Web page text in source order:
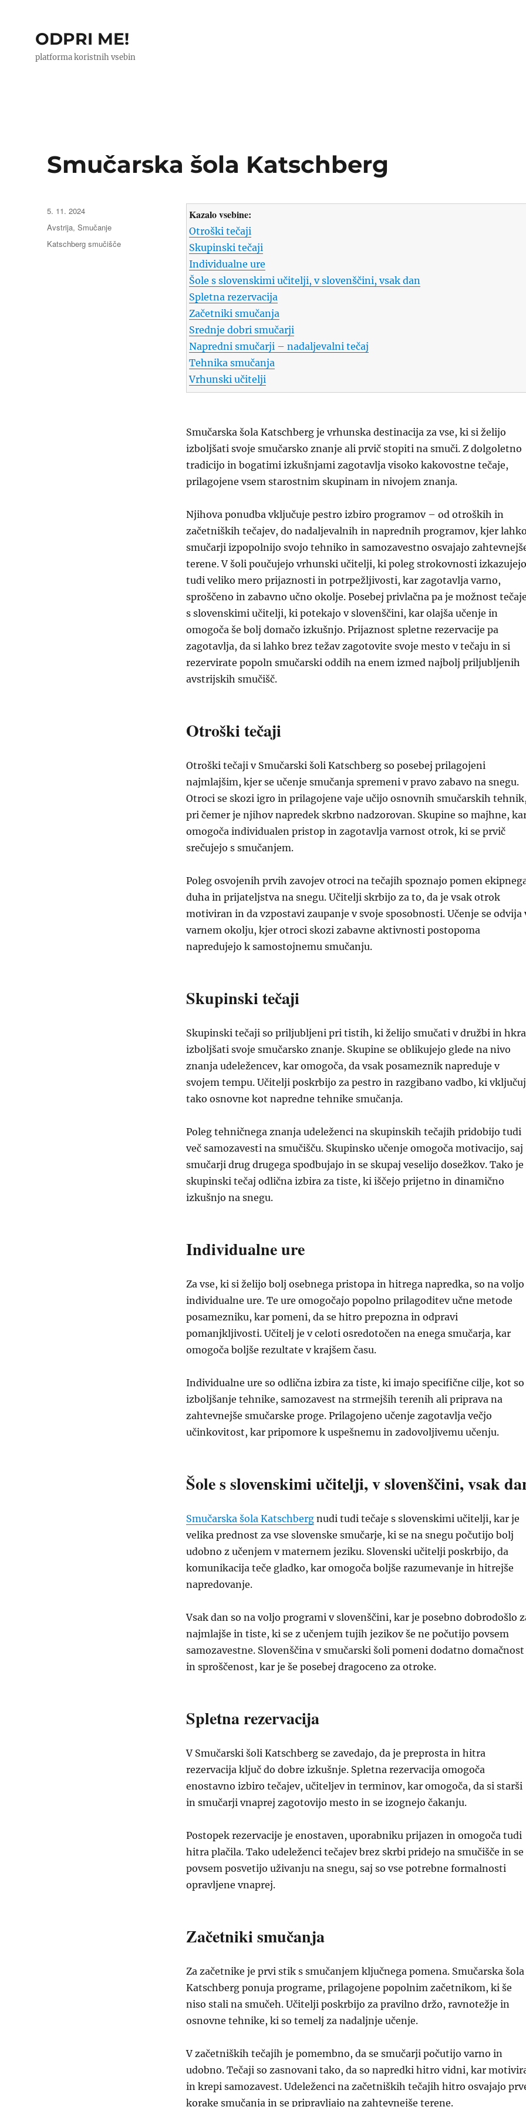
ODPRI ME!
platforma koristnih vsebin
Smučarska šola Katschberg
Kazalo vsebine:
Otroški tečaji
Skupinski tečaji
Individualne ure
Šole s slovenskimi učitelji, v slovenščini, vsak dan
Spletna rezervacija
Začetniki smučanja
Srednje dobri smučarji
Napredni smučarji – nadaljevalni tečaj
Tehnika smučanja
Vrhunski učitelji
Smučarska šola Katschberg je vrhunska destinacija za vse, ki si želijo
izboljšati svoje smučarsko znanje ali prvič stopiti na smuči. Z dolgoletno
tradicijo in bogatimi izkušnjami zagotavlja visoko kakovostne tečaje,
prilagojene vsem starostnim skupinam in nivojem znanja.
Njihova ponudba vključuje pestro izbiro programov – od otroških in
začetniških tečajev, do nadaljevalnih in naprednih programov, kjer
smučarji izpopolnijo svojo tehniko in samozavestno osvajajo
terene. V šoli poučujejo vrhunski učitelji, ki poleg strokovnosti izkazujejo
tudi veliko mero prijaznosti in potrpežljivosti, kar zagotavlja varno,
sproščeno in zabavno učno okolje. Posebej privlačna pa je možnost
s slovenskimi učitelji, ki potekajo v slovenščini, kar olajša učenje in
omogoča še bolj domačo izkušnjo. Prijaznost spletne rezervacije pa
zagotavlja, da si lahko brez težav zagotovite svoje mesto v tečaju in si
rezervirate popoln smučarski oddih na enem izmed najbolj priljubljenih
avstrijskih smučišč.
Otroški tečaji
Otroški tečaji v Smučarski šoli Katschberg so posebej prilagojeni
najmlajšim, kjer se učenje smučanja spremeni v pravo zabavo na snegu.
Otroci se skozi igro in prilagojene vaje učijo osnovnih smučarskih
pri čemer je njihov napredek skrbno nadzorovan. Skupine so majhne,
omogoča individualen pristop in zagotavlja varnost otrok, ki se prvič
srečujejo s smučanjem.
Poleg osvojenih prvih zavojev otroci na tečajih spoznajo pomen
duha in prijateljstva na snegu. Učitelji skrbijo za to, da je vsak otrok
motiviran in da vzpostavi zaupanje v svoje sposobnosti. Učenje se odvija
varnem okolju, kjer otroci skozi zabavne aktivnosti postopoma
napredujejo k samostojnemu smučanju.
Skupinski tečaji
Skupinski tečaji so priljubljeni pri tistih, ki želijo smučati v družbi in
izboljšati svoje smučarsko znanje. Skupine se oblikujejo glede na nivo
znanja udeležencev, kar omogoča, da vsak posameznik napreduje v
svojem tempu. Učitelji poskrbijo za pestro in razgibano vadbo, ki
tako osnovne kot napredne tehnike smučanja.
Poleg tehničnega znanja udeleženci na skupinskih tečajih pridobijo tudi
več samozavesti na smučišču. Skupinsko učenje omogoča motivacijo, saj
smučarji drug drugega spodbujajo in se skupaj veselijo dosežkov. Tako je
skupinski tečaj odlična izbira za tiste, ki iščejo prijetno in dinamično
izkušnjo na snegu.
Individualne ure
Za vse, ki si želijo bolj osebnega pristopa in hitrega napredka, so na voljo
individualne ure. Te ure omogočajo popolno prilagoditev učne metode
posamezniku, kar pomeni, da se hitro prepozna in odpravi
pomanjkljivosti. Učitelj je v celoti osredotočen na enega smučarja, kar
omogoča boljše rezultate v krajšem času.
Individualne ure so odlična izbira za tiste, ki imajo specifične cilje, kot so
izboljšanje tehnike, samozavest na strmejših terenih ali priprava na
zahtevnejše smučarske proge. Prilagojeno učenje zagotavlja večjo
učinkovitost, kar pripomore k uspešnemu in zadovoljivemu učenju.
Šole s slovenskimi učitelji, v slovenščini, vsak
Smučarska šola Katschbergnudi tudi tečaje s slovenskimi učitelji, kar je
velika prednost za vse slovenske smučarje, ki se na snegu počutijo bolj
udobno z učenjem v maternem jeziku. Slovenski učitelji poskrbijo, da
komunikacija teče gladko, kar omogoča boljše razumevanje in hitrejše
napredovanje.
Vsak dan so na voljo programi v slovenščini, kar je posebno dobrodošlo
najmlajše in tiste, ki se z učenjem tujih jezikov še ne počutijo povsem
samozavestne. Slovenščina v smučarski šoli pomeni dodatno domačnost
in sproščenost, kar je še posebej dragoceno za otroke.
Spletna rezervacija
V Smučarski šoli Katschberg se zavedajo, da je preprosta in hitra
rezervacija ključ do dobre izkušnje. Spletna rezervacija omogoča
enostavno izbiro tečajev, učiteljev in terminov, kar omogoča, da si starši
in smučarji vnaprej zagotovijo mesto in se izognejo čakanju.
Postopek rezervacije je enostaven, uporabniku prijazen in omogoča tudi
hitra plačila. Tako udeleženci tečajev brez skrbi pridejo na smučišče in se
povsem posvetijo uživanju na snegu, saj so vse potrebne formalnosti
opravljene vnaprej.
Začetniki smučanja
Za začetnike je prvi stik s smučanjem ključnega pomena. Smučarska šola
Katschberg ponuja programe, prilagojene popolnim začetnikom, ki še
niso stali na smučeh. Učitelji poskrbijo za pravilno držo, ravnotežje in
osnovne tehnike, ki so temelj za nadaljnje učenje.
V začetniških tečajih je pomembno, da se smučarji počutijo varno in
udobno. Tečaji so zasnovani tako, da so napredki hitro vidni, kar
in krepi samozavest. Udeleženci na začetniških tečajih hitro osvajajo
korake smučanja in se pripravljajo na zahtevnejše terene.
Objavljeno
dne
5. 11. 2024
Kategorije
Avstrija,Smučanje
Oznake
Katschberg smučišče